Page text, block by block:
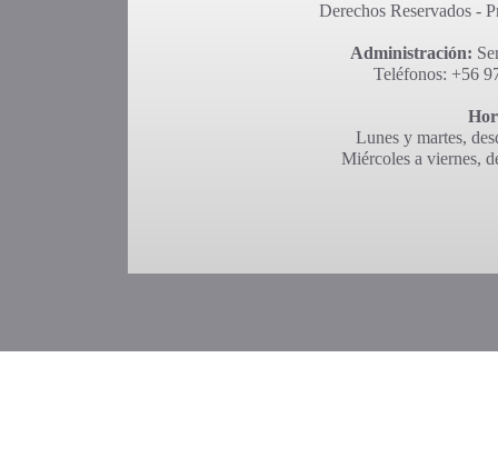
Derechos Reservados -
Administración:
Teléfonos: +56
Lunes y martes,
Miércoles a viernes,